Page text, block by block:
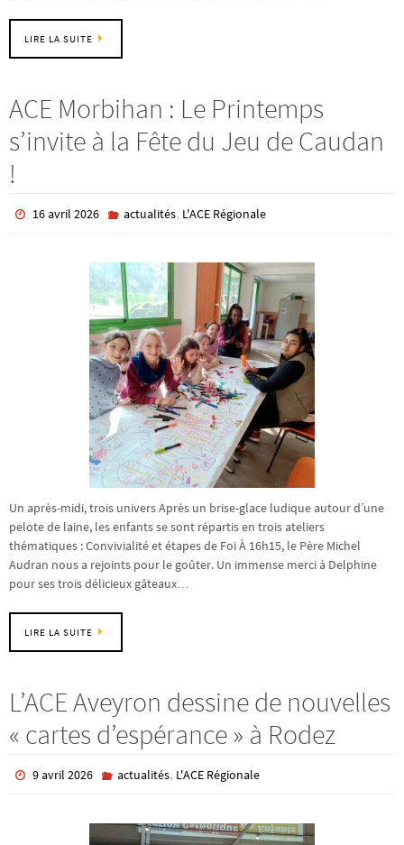
LIRE LA SUITE
ACE Morbihan : Le Printemps
s’invite à la Fête du Jeu de Caudan
!
16 avril 2026 actualités, L'ACE Régionale
Un après-midi, trois univers Après un brise-glace ludique autour d’une
pelote de laine, les enfants se sont répartis en trois ateliers
thématiques : Convivialité et étapes de Foi À 16h15, le Père Michel
Audran nous a rejoints pour le goûter. Un immense merci à Delphine
pour ses trois délicieux gâteaux…
LIRE LA SUITE
L’ACE Aveyron dessine de nouvelles
« cartes d’espérance » à Rodez
9 avril 2026 actualités, L'ACE Régionale